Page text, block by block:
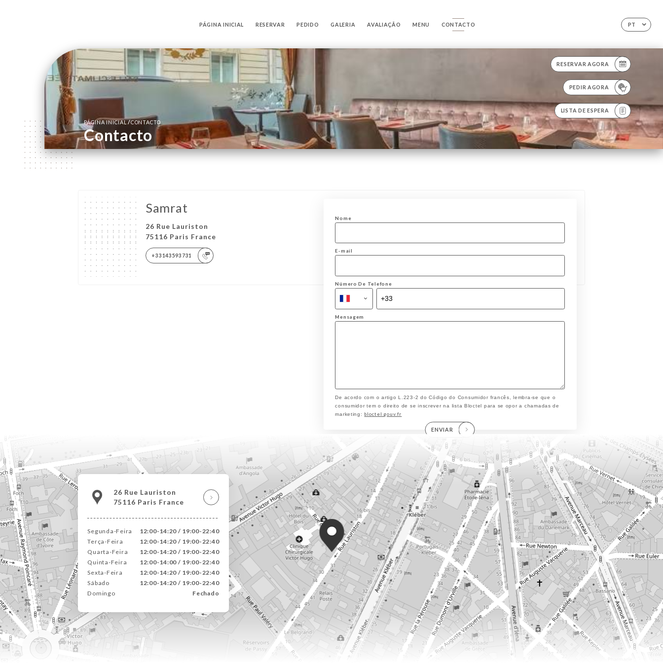
PT
PÁGINA INICIAL RESERVAR PEDIDO GALERIA AVALIAÇÃO MENU CONTACTO
RESERVAR AGORA
PEDIR AGORA
LISTA DE ESPERA
PÁGINA INICIAL/CONTACTO
Contacto
Samrat
26 Rue Lauriston
75116 Paris France
+33143593731
Nome
E-mail
Número De Telefone
Mensagem
De acordo com o artigo L.223-2 do Código do Consumidor francês, lembra-se que o
consumidor tem o direito de se inscrever na lista Bloctel para se opor a chamadas de
marketing: bloctel.gouv.fr
ENVIAR
26 Rue Lauriston
75116 Paris France
Segunda-Feira
12:00-14:20 / 19:00-22:40
Terça-Feira
12:00-14:20 / 19:00-22:40
Quarta-Feira
12:00-14:20 / 19:00-22:40
Quinta-Feira
12:00-14:00 / 19:00-22:40
Sexta-Feira
12:00-14:20 / 19:00-22:40
Sábado
12:00-14:20 / 19:00-22:40
Domingo
Fechado